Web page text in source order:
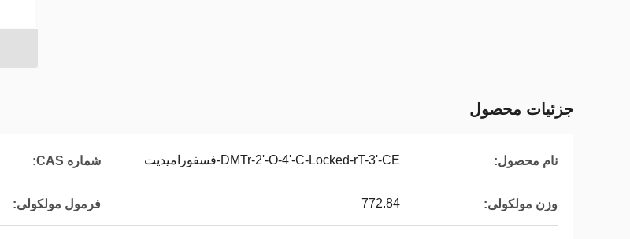
جزئیات محصول
نام محصول: DMTr-2'-O-4'-C-Locked-rT-3'-CE-فسفورامیدیت شماره CAS:
وزن مولکولی: 772.84 فرمول مولکولی: